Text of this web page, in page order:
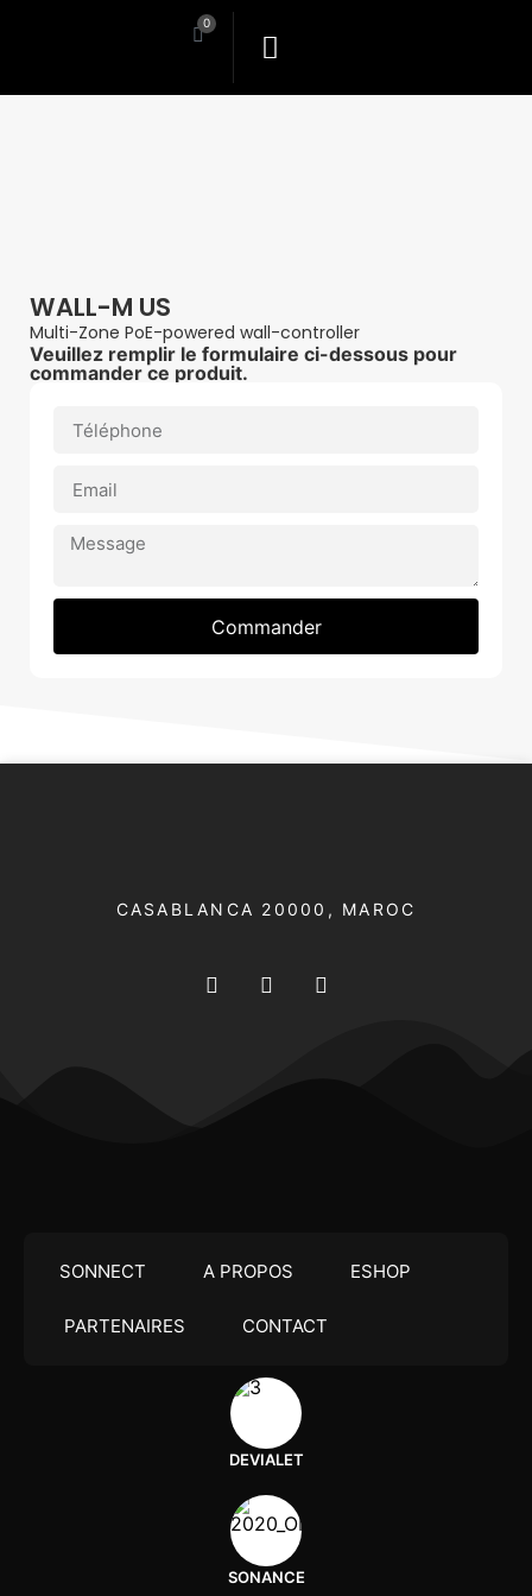
0
WALL-M US
Multi-Zone PoE-powered wall-controller
Veuillez remplir le formulaire ci-dessous pour
commander ce produit.
Commander
CASABLANCA 20000​, MAROC
SONNECT A PROPOS ESHOP
PARTENAIRES CONTACT
DEVIALET
SONANCE